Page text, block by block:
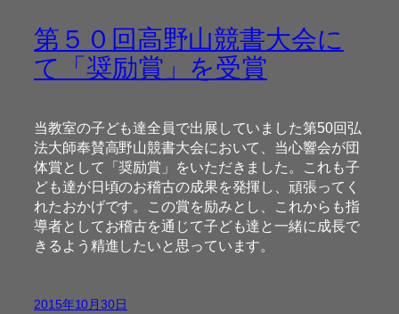
第５０回高野山競書大会に
て「奨励賞」を受賞
当教室の子ども達全員で出展していました第50回弘
法大師奉賛高野山競書大会において、当心響会が団
体賞として「奨励賞」をいただきました。これも子
ども達が日頃のお稽古の成果を発揮し、頑張ってく
れたおかげです。この賞を励みとし、これからも指
導者としてお稽古を通じて子ども達と一緒に成長で
きるよう精進したいと思っています。
2015年10月30日